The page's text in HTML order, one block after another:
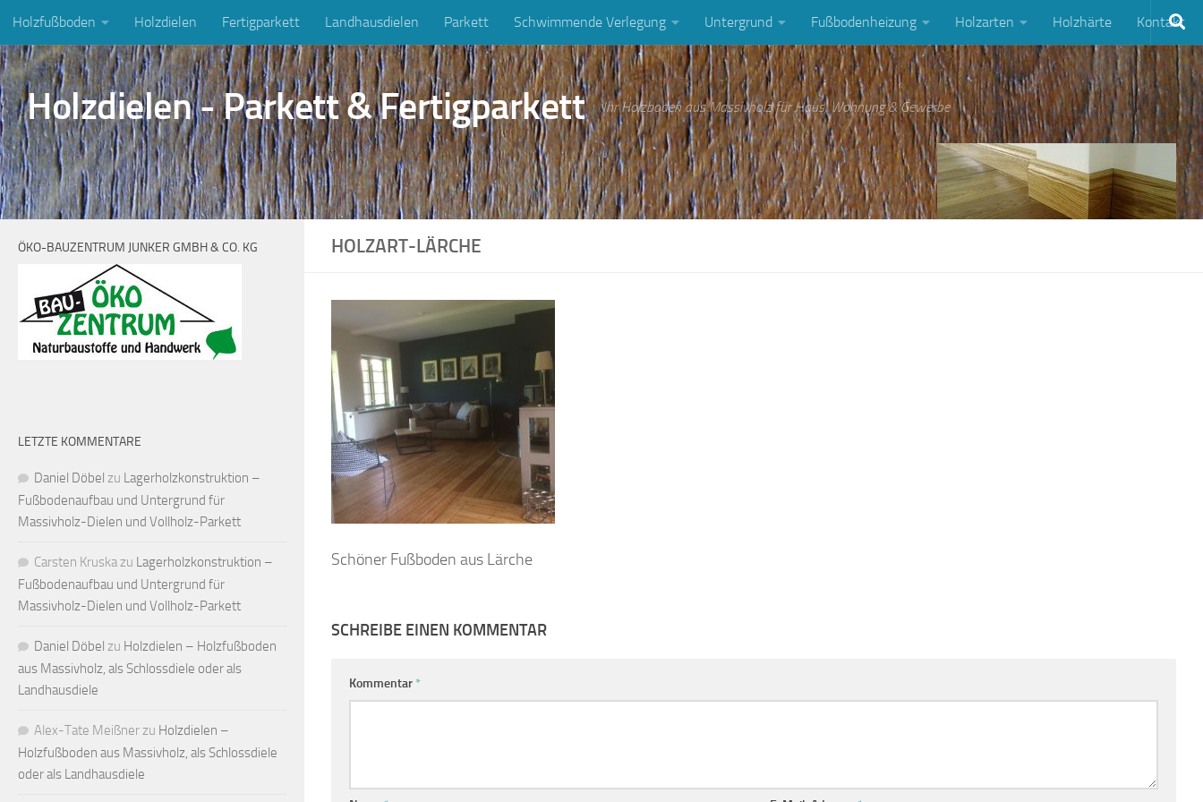
Zum Inhalt springen
Holzfußboden Holzdielen Fertigparkett Landhausdielen Parkett Schwimmende Verlegung Untergrund Fußbodenheizung Holzarten Holzhärte Kontakt
Holzdielen - Parkett & Fertigparkett Ihr Holzboden aus Massivholz für Haus, Wohnung & Gewerbe
HOLZART-LÄRCHE
Schöner Fußboden aus Lärche
SCHREIBE EINEN KOMMENTAR
Kommentar *
ÖKO-BAUZENTRUM JUNKER GMBH & CO. KG
LETZTE KOMMENTARE
Daniel Döbel zu Lagerholzkonstruktion –
Fußbodenaufbau und Untergrund für
Massivholz-Dielen und Vollholz-Parkett
Carsten Kruskazu Lagerholzkonstruktion –
Fußbodenaufbau und Untergrund für
Massivholz-Dielen und Vollholz-Parkett
Daniel Döbel zu Holzdielen – Holzfußboden
aus Massivholz, als Schlossdiele oder als
Landhausdiele
Alex-Tate Meißnerzu Holzdielen –
Holzfußboden aus Massivholz, als Schlossdiele
oder als Landhausdiele